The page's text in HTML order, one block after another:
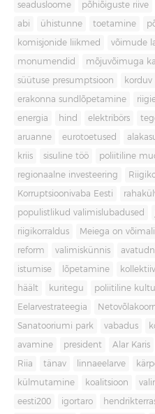
seadusloome põhiõiguste riive
abi ühistunne toetamine
komisjonide liikmed võimude
monumendid mõjuvõimuga
süütuse presumptsioon
erakonna sundlõpetamine
energia hind elektribörs
aruanne eurotoetused
kriis sisuline töö poliitiline
regionaalne investeering
Korruptsioonivaba Eesti
populistlikud valimislubadused
riigikorraldus Meiega on
reform valimiskünnis
istumise lõpetamine
häält kuritegu poliitiline
Eelarvestrateegia
Sanatooriumi park vabadus
avamine president Alar Karis
Riia tänav linnaeelarve
külmutamine koalitsioon
eesti200 igortaro